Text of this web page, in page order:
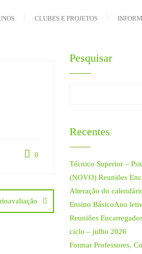
CLUBES E PROJETOS
0
Pesquisar
Recentes
Técnico Superior –
(NOVO) Reuniões
Alteração do
Ensino BásicoAno
Reuniões
ciclo – julho 2026
Formar Professores,